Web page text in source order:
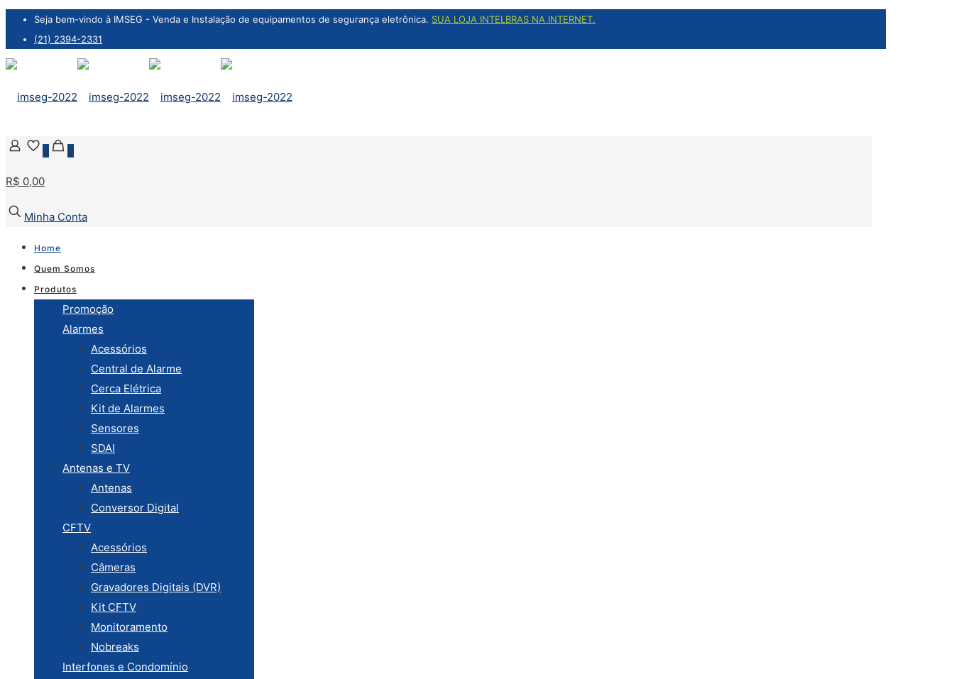
Seja bem-vindo à IMSEG - Venda e Instalação de equipamentos de segurança eletrônica. SUA LOJA INTELBRAS NA INTERNET.
(21) 2394-2331
0 0
R$ 0,00
Minha Conta
Home
Quem Somos
Produtos
Promoção
Alarmes
Acessórios
Central de Alarme
Cerca Elétrica
Kit de Alarmes
Sensores
SDAI
Antenas e TV
Antenas
Conversor Digital
CFTV
Acessórios
Câmeras
Gravadores Digitais (DVR)
Kit CFTV
Monitoramento
Nobreaks
Interfones e Condomínio